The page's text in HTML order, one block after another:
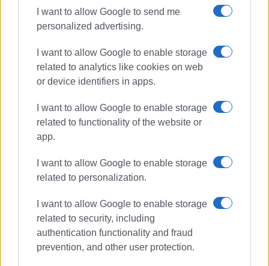
I want to allow Google to send me
personalized advertising.
I want to allow Google to enable storage
related to analytics like cookies on web
or device identifiers in apps.
I want to allow Google to enable storage
related to functionality of the website or
app.
I want to allow Google to enable storage
related to personalization.
I want to allow Google to enable storage
related to security, including
authentication functionality and fraud
prevention, and other user protection.
Σπήλαια σπηλαιολόγος
René van Vliet